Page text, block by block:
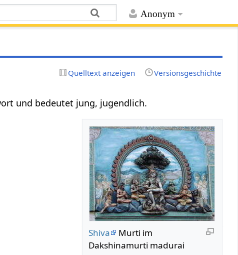
Anonym
Quelltext anzeigen Versionsgeschichte
und bedeutet jung, jugendlich.
Shiva
Murti im
Dakshinamurti madurai